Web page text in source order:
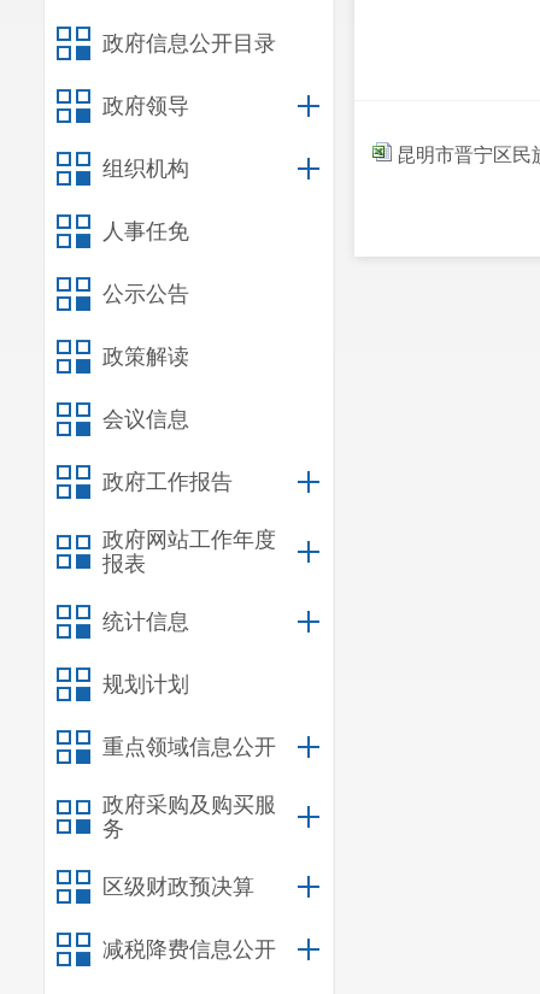
政府信息公开目录
政府领导
组织机构
人事任免
公示公告
政策解读
会议信息
政府工作报告
政府网站工作年度
报表
统计信息
规划计划
重点领域信息公开
政府采购及购买服
务
区级财政预决算
减税降费信息公开
昆明市晋宁区民